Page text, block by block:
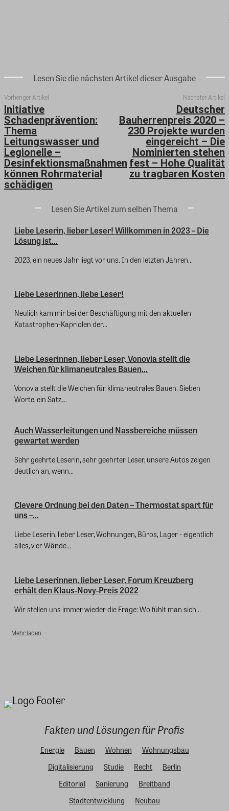
Lesen Sie die nächsten Artikel dieser Ausgabe
Vorheriger Artikel
Initiative
Schadenprävention:
Thema
Leitungswasser und
Legionelle –
Desinfektionsmaßnahmen
können Rohrmaterial
schädigen
Nächster Artikel
Deutscher
Bauherrenpreis 2020 –
230 Projekte wurden
eingereicht – Die
Nominierten stehen
fest – Hohe Qualität
zu tragbaren Kosten
Lesen Sie Artikel zum selben Thema
Liebe Leserin, lieber Leser! Willkommen in 2023 – Die
Lösung ist...
2023, ein neues Jahr liegt vor uns. In den letzten Jahren...
Liebe Leserinnen, liebe Leser!
Neulich kam mir bei der Beschäftigung mit den aktuellen
Katastrophen-Kapriolen der...
Liebe Leserinnen, lieber Leser, Vonovia stellt die
Weichen für klimaneutrales Bauen...
Vonovia stellt die Weichen für klimaneutrales Bauen. Sieben
Worte, ein Satz,...
Auch Wasserleitungen und Nassbereiche müssen
gewartet werden
Sehr geehrte Leserin, sehr geehrter Leser, unsere Autos zeigen
deutlich an, wenn...
Clevere Ordnung bei den Daten – Thermostat spart für
uns –...
Liebe Leserin, lieber Leser, Wohnungen, Büros, Lager - eigentlich
alles, vier Wände...
Liebe Leserinnen, lieber Leser, Forum Kreuzberg
erhält den Klaus-Novy-Preis 2022
Wir stellen uns immer wieder die Frage: Wo fühlt man sich...
Mehr laden
Fakten und Lösungen für Profis
Energie Bauen Wohnen
Wohnungsbau
Digitalisierung
Studie Recht
Berlin
Editorial
Sanierung
Breitband
Stadtentwicklung
Neubau